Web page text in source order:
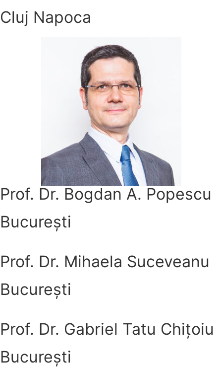
Cluj Napoca
Prof. Dr. Bogdan A. Popescu
București
Prof. Dr. Mihaela Suceveanu
București
Prof. Dr. Gabriel Tatu Chițoiu
București